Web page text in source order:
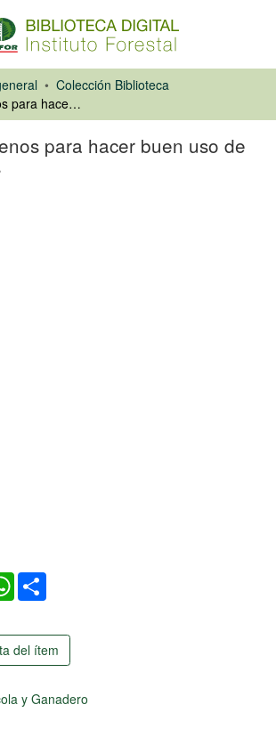
Colección Biblioteca
10 puntos buenos para hacer buen uso de los pesticidas
para hacer buen uso de
WhatsApp
del ítem
y Ganadero